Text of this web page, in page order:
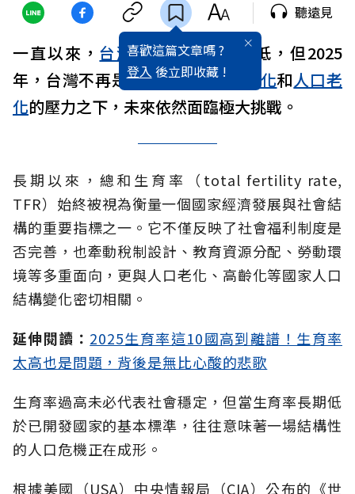
喜歡這篇文章嗎 ?
登入 後立即收藏 !
聽遠見
一直以來， 台灣生育率都非常的低，但2025
年，台灣不再是墊底，然而在 少子化和人口老
化的壓力之下，未來依然面臨極大挑戰。
長期以來，總和生育率（total fertility rate,
TFR）始終被視為衡量一個國家經濟發展與社會結
構的重要指標之一。它不僅反映了社會福利制度是
否完善，也牽動稅制設計、教育資源分配、勞動環
境等多重面向，更與人口老化、高齡化等國家人口
結構變化密切相關。
延伸閱讀： 2025生育率這10國高到離譜！生育率
太高也是問題，背後是無比心酸的悲歌
生育率過高未必代表社會穩定，但當生育率長期低
於已開發國家的基本標準，往往意味著一場結構性
的人口危機正在成形。
根據美國（USA）中央情報局（CIA）公布的《世